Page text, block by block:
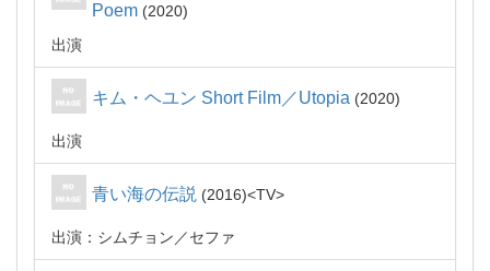
Poem
2020
出演
キム・ヘユン Short Film／Utopia 2020
出演
青い海の伝説 2016 TV
出演：シムチョン／セファ